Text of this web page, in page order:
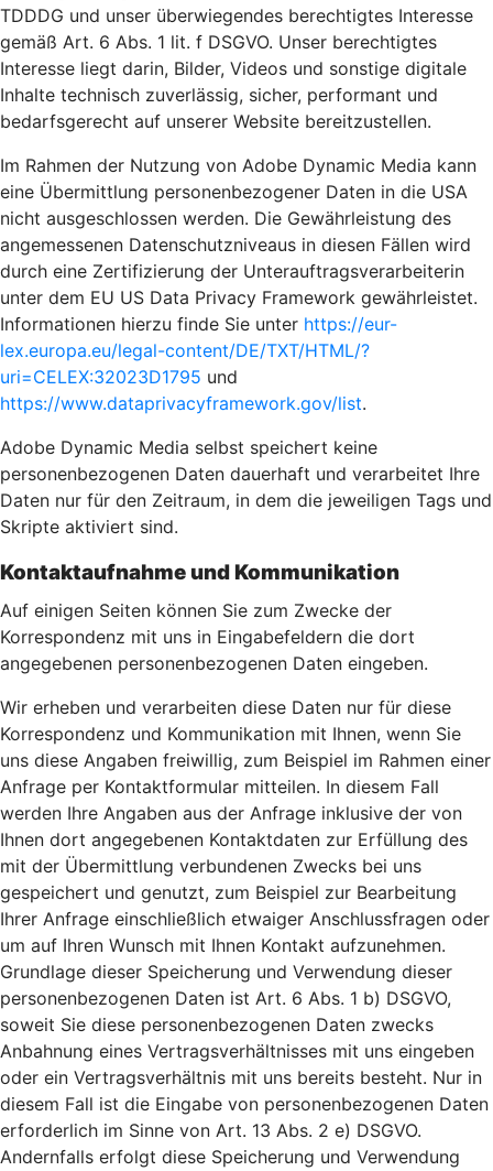
TDDDG und unser überwiegendes berechtigtes Interesse
gemäß Art. 6 Abs. 1 lit. f DSGVO. Unser berechtigtes
Interesse liegt darin, Bilder, Videos und sonstige digitale
Inhalte technisch zuverlässig, sicher, performant und
bedarfsgerecht auf unserer Website bereitzustellen.
Im Rahmen der Nutzung von Adobe Dynamic Media kann
eine Übermittlung personenbezogener Daten in die USA
nicht ausgeschlossen werden. Die Gewährleistung des
angemessenen Datenschutzniveaus in diesen Fällen wird
durch eine Zertifizierung der Unterauftragsverarbeiterin
unter dem EU US Data Privacy Framework gewährleistet.
Informationen hierzu finde Sie unter https://eur-
lex.europa.eu/legal-content/DE/TXT/HTML/?
uri=CELEX:32023D1795 und
https://www.dataprivacyframework.gov/list.
Adobe Dynamic Media selbst speichert keine
personenbezogenen Daten dauerhaft und verarbeitet Ihre
Daten nur für den Zeitraum, in dem die jeweiligen Tags und
Skripte aktiviert sind.
Kontaktaufnahme und Kommunikation
Auf einigen Seiten können Sie zum Zwecke der
Korrespondenz mit uns in Eingabefeldern die dort
angegebenen personenbezogenen Daten eingeben.
Wir erheben und verarbeiten diese Daten nur für diese
Korrespondenz und Kommunikation mit Ihnen, wenn Sie
uns diese Angaben freiwillig, zum Beispiel im Rahmen einer
Anfrage per Kontaktformular mitteilen. In diesem Fall
werden Ihre Angaben aus der Anfrage inklusive der von
Ihnen dort angegebenen Kontaktdaten zur Erfüllung des
mit der Übermittlung verbundenen Zwecks bei uns
gespeichert und genutzt, zum Beispiel zur Bearbeitung
Ihrer Anfrage einschließlich etwaiger Anschlussfragen oder
um auf Ihren Wunsch mit Ihnen Kontakt aufzunehmen.
Grundlage dieser Speicherung und Verwendung dieser
personenbezogenen Daten ist Art. 6 Abs. 1 b) DSGVO,
soweit Sie diese personenbezogenen Daten zwecks
Anbahnung eines Vertragsverhältnisses mit uns eingeben
oder ein Vertragsverhältnis mit uns bereits besteht. Nur in
diesem Fall ist die Eingabe von personenbezogenen Daten
erforderlich im Sinne von Art. 13 Abs. 2 e) DSGVO.
Andernfalls erfolgt diese Speicherung und Verwendung